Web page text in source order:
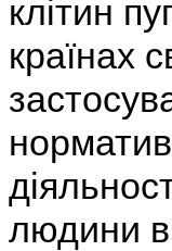
клітин
країнах
людини в